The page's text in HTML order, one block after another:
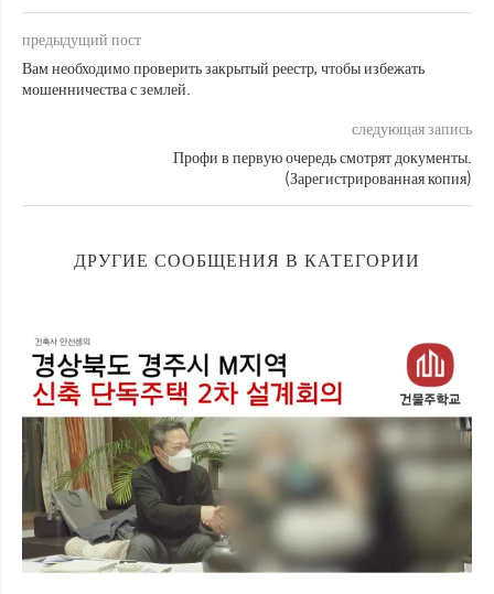
предыдущий пост
Вам необходимо проверить закрытый реестр, чтобы избежать
мошенничества с землей.
следующая запись
Профи в первую очередь смотрят документы.
(Зарегистрированная копия)
ДРУГИЕ СООБЩЕНИЯ В КАТЕГОРИИ